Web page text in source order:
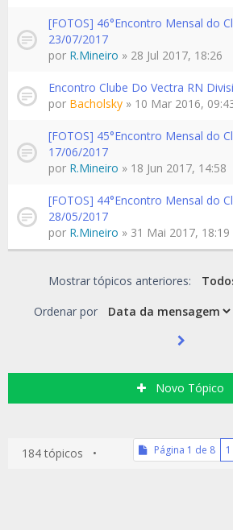
[FOTOS] 46°Encontro Mensal do
23/07/2017
por R.Mineiro » 28 Jul 2017, 18:26
Encontro Clube Do Vectra RN
por Bacholsky » 10 Mar 2016,
[FOTOS] 45°Encontro Mensal do
17/06/2017
por R.Mineiro » 18 Jun 2017, 14:58
[FOTOS] 44°Encontro Mensal do
28/05/2017
por R.Mineiro » 31 Mai 2017, 18:19
Mostrar tópicos anteriores:
Ordenar por
Novo Tópico
184 tópicos • Página 1 de 8 1